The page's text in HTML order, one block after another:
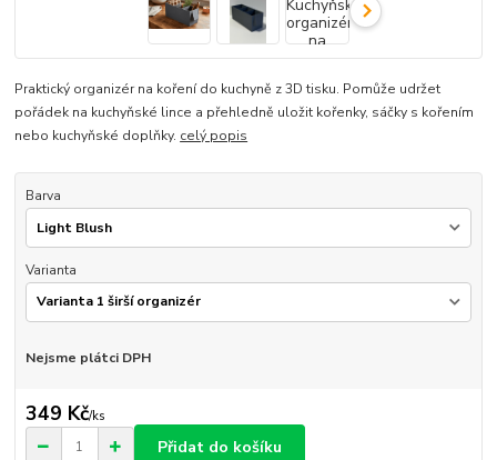
Praktický organizér na koření do kuchyně z 3D tisku. Pomůže udržet
pořádek na kuchyňské lince a přehledně uložit kořenky, sáčky s kořením
nebo kuchyňské doplňky. celý popis
Barva
Varianta
Nejsme plátci DPH
349 Kč/ks
Přidat do košíku